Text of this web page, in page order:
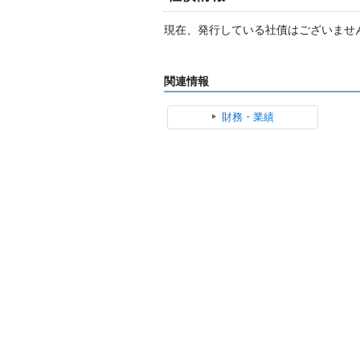
現在、発行している社債はございませ
関連情報
財務・業績